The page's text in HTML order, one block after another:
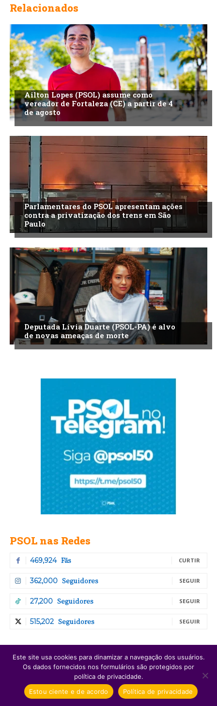
Relacionados
Ailton Lopes (PSOL) assume como
vereador de Fortaleza (CE) a partir de 4
de agosto
Parlamentares do PSOL apresentam ações
contra a privatização dos trens em São
Paulo
Deputada Lívia Duarte (PSOL-PA) é alvo
de novas ameaças de morte
PSOL nas Redes
469,924 Fãs CURTIR
362,000 Seguidores SEGUIR
27,200 Seguidores SEGUIR
515,202 Seguidores SEGUIR
Últimas
Bancada da macumba: PSOL reúne
articulação de candidaturas de
Este site usa cookies para dinamizar a navegação dos usuários.
Os dados fornecidos nos formulários são protegidos por
política de privacidade.
Estou ciente e de acordo
Política de privacidade